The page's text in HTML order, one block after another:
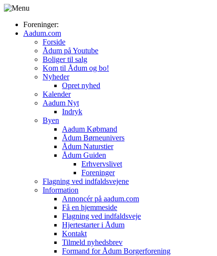
Foreninger:
Aadum.com
Forside
Ådum på Youtube
Boliger til salg
Kom til Ådum og bo!
Nyheder
Opret nyhed
Kalender
Aadum Nyt
Indryk
Byen
Aadum Købmand
Ådum Børneunivers
Ådum Naturstier
Ådum Guiden
Erhvervslivet
Foreninger
Flagning ved indfaldsvejene
Information
Annoncér på aadum.com
Få en hjemmeside
Flagning ved indfaldsveje
Hjertestarter i Ådum
Kontakt
Tilmeld nyhedsbrev
Formand for Ådum Borgerforening